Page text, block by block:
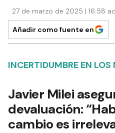
27 de marzo de 2025 | 16:58
Añadir como fuente en
INCERTIDUMBRE EN LOS
Javier Milei
devaluación:
cambio es